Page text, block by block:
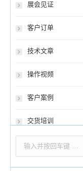
展会见证
客户订单
技术文章
操作视频
客户案例
交货培训